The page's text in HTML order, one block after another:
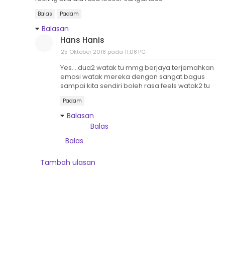
Balas Padam
Balasan
Hans Hanis
25 Oktober 2018 pada 11:08 PG
Yes....dua2 watak tu mmg berjaya terjemahkan
emosi watak mereka dengan sangat bagus
sampai kita sendiri boleh rasa feels watak2 tu
Padam
Balasan
Balas
Balas
Tambah ulasan